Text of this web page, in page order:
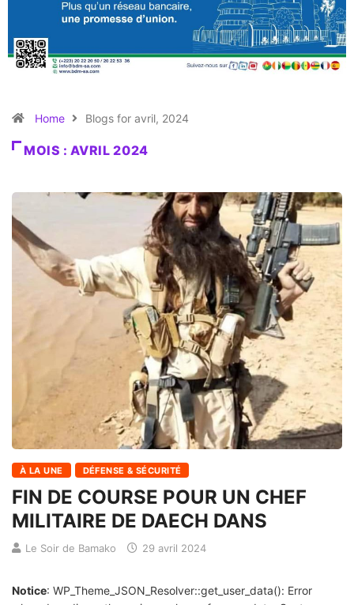
Home Blogs for avril, 2024
MOIS :AVRIL 2024
À LA UNE DÉFENSE & SÉCURITÉ
FIN DE COURSE POUR UN CHEF
MILITAIRE DE DAECH DANS
Le Soir de Bamako 29 avril 2024
Notice: WP_Theme_JSON_Resolver::get_user_data(): Error